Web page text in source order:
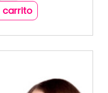
carrito